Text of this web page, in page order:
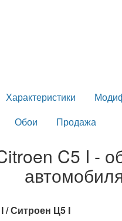
Характеристики
Обои Продажа
C5 I -
/ Ситроен Ц5 I